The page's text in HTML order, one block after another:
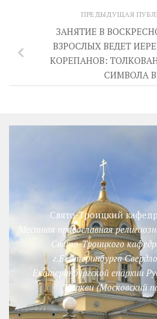
ПРЕДЫДУЩАЯ
ЗАНЯТИЕ В
ВЗРОСЛЫХ ВЕДЕТ
КОРЕПАНОВ:
СИМВОЛА
Свято-Троицкий
Местная православная
Свято-Троицкого
г.Екатеринбурга
Екатеринбургской епархии
Церкви (Московский